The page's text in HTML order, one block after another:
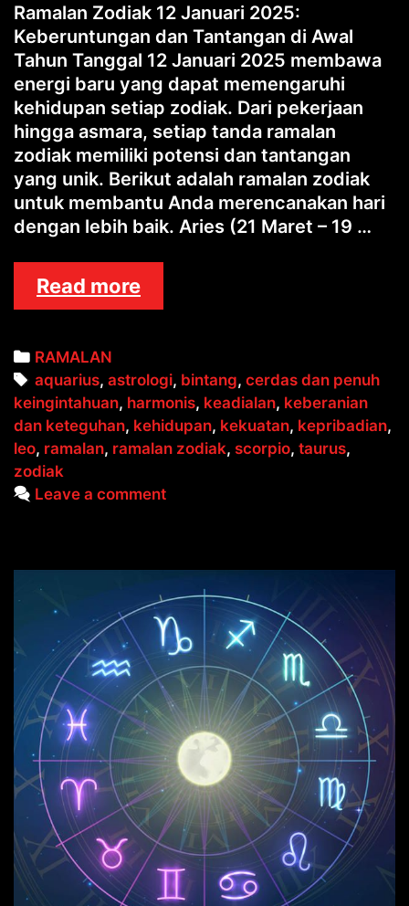
Ramalan Zodiak 12 Januari 2025:
Keberuntungan dan Tantangan di Awal
Tahun Tanggal 12 Januari 2025 membawa
energi baru yang dapat memengaruhi
kehidupan setiap zodiak. Dari pekerjaan
hingga asmara, setiap tanda ramalan
zodiak memiliki potensi dan tantangan
yang unik. Berikut adalah ramalan zodiak
untuk membantu Anda merencanakan hari
dengan lebih baik. Aries (21 Maret – 19 …
Read moreRAMALAN
ZODIAK
Categories
RAMALAN
Tags
aquarius,astrologi, bintang,cerdas dan penuh
keingintahuan, harmonis, keadialan, keberanian
dan keteguhan, kehidupan, kekuatan, kepribadian,
leo, ramalan, ramalan zodiak, scorpio, taurus,
zodiak
Leave a comment